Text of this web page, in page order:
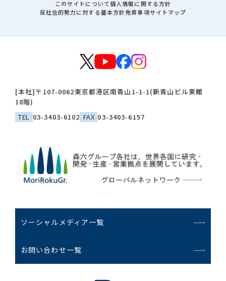
[本社] 〒107-0062東京都港区南青山1-1-1(新青山ビル東館
18階)
TEL
03-3403-6102 FAX 03-3403-6157
ソーシャルメディア一覧
お問い合わせ一覧
このサイトについて個人情報に関する方針
反社会的勢力に対する基本方針免責事項サイトマップ